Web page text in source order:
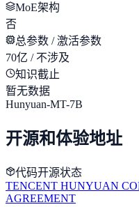
MoE架构
否
总参数 / 激活参数
70亿 / 不涉及
知识截止
暂无数据
Hunyuan-MT-7B
开源和体验地址
代码开源状态
TENCENT HUNYUAN
AGREEMENT